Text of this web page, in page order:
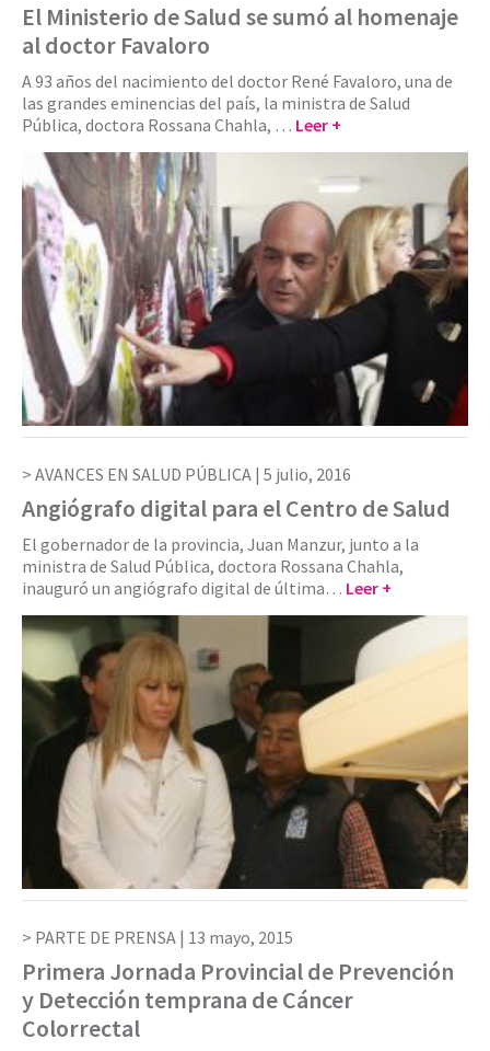
El Ministerio de Salud se sumó al homenaje
al doctor Favaloro
A 93 años del nacimiento del doctor René Favaloro, una de
las grandes eminencias del país, la ministra de Salud
Pública, doctora Rossana Chahla, … Leer +
AVANCES EN SALUD PÚBLICA | 5 julio, 2016
Angiógrafo digital para el Centro de Salud
El gobernador de la provincia, Juan Manzur, junto a la
ministra de Salud Pública, doctora Rossana Chahla,
inauguró un angiógrafo digital de última… Leer +
PARTE DE PRENSA | 13 mayo, 2015
Primera Jornada Provincial de Prevención
y Detección temprana de Cáncer
Colorrectal